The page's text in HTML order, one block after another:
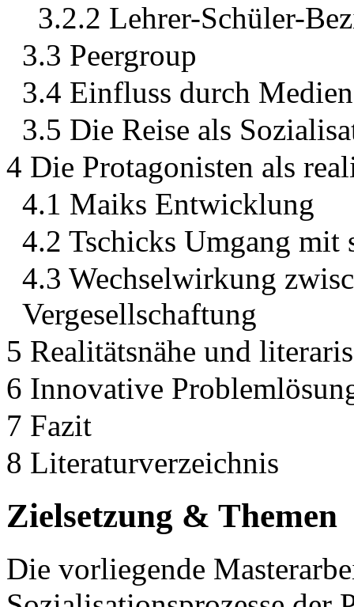
3.2.2 Lehrer-Schüler-
3.3 Peergroup
3.4 Einfluss durch Medien
3.5 Die Reise als
4 Die Protagonisten als
4.1 Maiks Entwicklung
4.2 Tschicks Umgang mit
4.3 Wechselwirkung
Vergesellschaftung
5 Realitätsnähe und
6 Innovative
7 Fazit
8 Literaturverzeichnis
Zielsetzung & Themen
Die vorliegende